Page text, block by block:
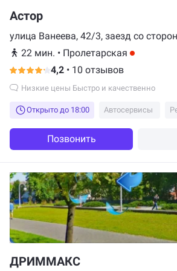
Астор
улица Ванеева, 42/3, заезд со
Минск
22 мин. • Пролетарская
4,2 • 10 отзывов
Низкие цены Быстро и качественно
Открыто до 18:00 Автосервисы
Позвонить
ДРИММАКС